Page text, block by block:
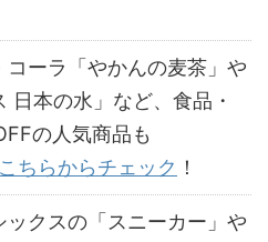
ーラ「やかんの麦茶」や
日本の水」など、食品・
の人気商品も
ちらからチェック ！
ックスの「スニーカー」や